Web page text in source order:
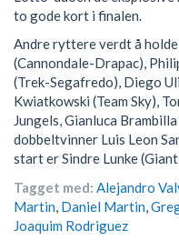
to gode kort i finalen.
Andre ryttere verdt å
(Cannondale-Drapac),
(Trek-Segafredo), Diego
Kwiatkowski (Team Sky),
Jungels, Gianluca
dobbeltvinner Luis Leon
start er Sindre Lunke
Tagget med: Alejandro
Martin, Daniel Martin,
Joaquim Rodriguez